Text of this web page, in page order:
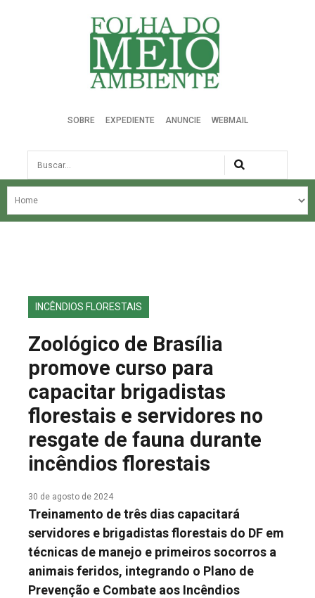
Folha do Meio Ambiente
SOBRE EXPEDIENTE ANUNCIE WEBMAIL
Busca
NOSSA HISTÓRIA
EDIÇÕES ANTERIORES
FALE CONOSCO
INCÊNDIOS FLORESTAIS
Zoológico de Brasília
promove curso para
capacitar brigadistas
florestais e servidores no
resgate de fauna durante
incêndios florestais
30 de agosto de 2024
Treinamento de três dias capacitará
servidores e brigadistas florestais do DF em
técnicas de manejo e primeiros socorros a
animais feridos, integrando o Plano de
Prevenção e Combate aos Incêndios